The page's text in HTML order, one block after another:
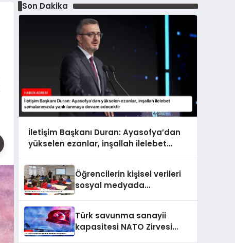
Son Dakika
İletişim Başkanı Duran: Ayasofya’dan
yükselen ezanlar, inşallah ilelebet
edecektir
Öğrencilerin kişisel verileri
sosyal medyada
Türk savunma sanayii
kapasitesi NATO Zirvesi